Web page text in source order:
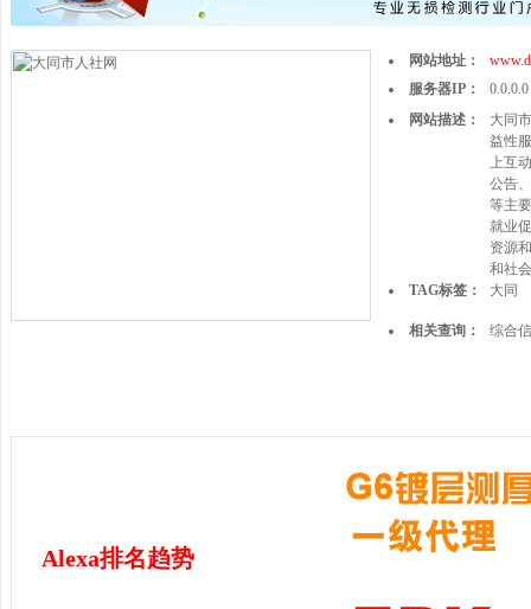
网站地址：
服务器IP：
0.0.0.0
网站描述：
大同
益性
上互
公告
等主
就业
资源
和社
TAG标签：
大同
相关查询： 综合
Alexa排名趋势